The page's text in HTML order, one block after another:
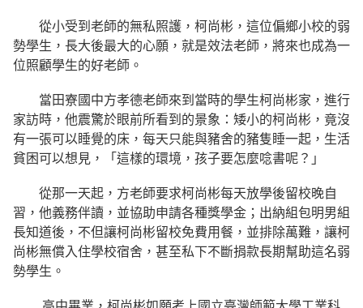
從小受到老師的無私照護，柯尚彬，這位偏鄉小校的弱
勢學生，長大後最大的心願，就是效法老師，將來也成為一
位照顧學生的好老師。
當田寮國中方孝德老師來到當時的學生柯尚彬家，進行
家訪時，他震驚於眼前所看到的景象：矮小的柯尚彬，竟沒
有一張可以睡覺的床，每天只能與豬舍的豬隻睡一起，生活
貧困可以想見，「這樣的環境，孩子要怎麼唸書呢？」
從那一天起，方老師要求柯尚彬每天放學後留校晚自
習，他義務伴讀，並協助申請各種獎學金；出納組包明男組
長知道後，不但讓柯尚彬留校免費用餐，並排除萬難，讓柯
尚彬無償入住學校宿舍，甚至私下不斷捐款長期幫助這名弱
勢學生。